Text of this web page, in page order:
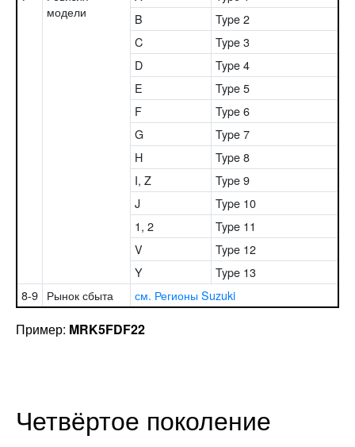
модели
B
Type 2
C
Type 3
D
Type 4
E
Type 5
F
Type 6
G
Type 7
H
Type 8
I, Z
Type 9
J
Type 10
1, 2
Type 11
V
Type 12
Y
Type 13
8-9 Рынок сбыта см. Регионы Suzuki
Пример: MRK5FDF22
Четвёртое поколение